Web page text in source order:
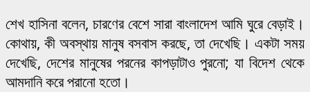
শেখ হাসিনা বলেন, চারণের বেশে সারা বাংলাদেশ আমি ঘুরে বেড়াই।
কোথায়, কী অবস্থায় মানুষ বসবাস করছে, তা দেখেছি। একটা সময়
দেখেছি, দেশের মানুষের পরনের কাপড়াটাও পুরনো; যা বিদেশ থেকে
আমদানি করে পরানো হতো।